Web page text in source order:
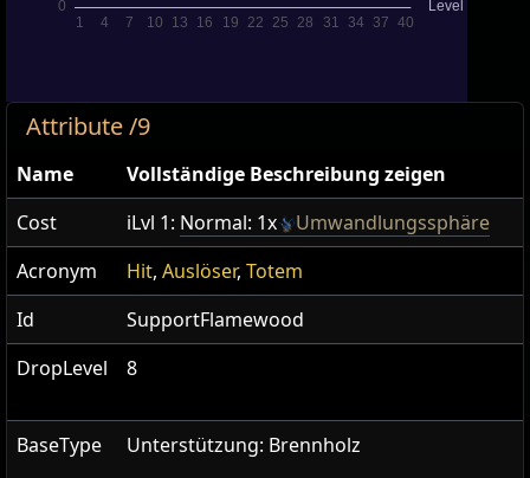
Attribute /9
Name
Vollständige Beschreibung zeigen
Cost
iLvl 1: Normal: 1x
Umwandlungssphäre
Acronym
Hit, Auslöser, Totem
Id
SupportFlamewood
DropLevel
8
BaseType Unterstützung: Brennholz